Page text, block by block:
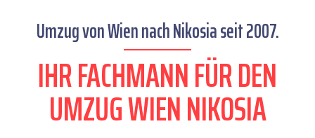
Umzug von Wien nach Nikosia seit 2007.
IHR FACHMANN FÜR DEN
UMZUG WIEN NIKOSIA